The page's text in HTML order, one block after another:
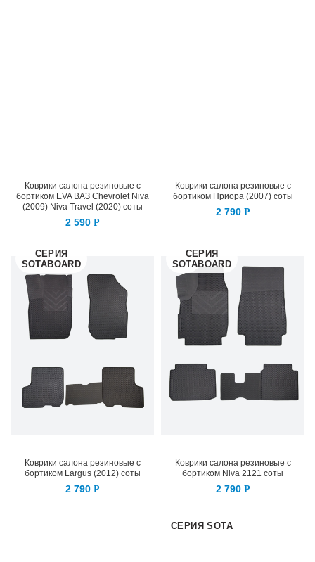
Коврики салона резиновые с
бортиком EVA ВАЗ Chevrolet Niva
(2009) Niva Travel (2020) соты
2 590 Р
Коврики салона резиновые с
бортиком Приора (2007) соты
2 790 Р
СЕРИЯ
SOTABOARD
Коврики салона резиновые с
бортиком Largus (2012) соты
2 790 Р
СЕРИЯ
SOTABOARD
Коврики салона резиновые с
бортиком Niva 2121 соты
2 790 Р
СЕРИЯ SOTA